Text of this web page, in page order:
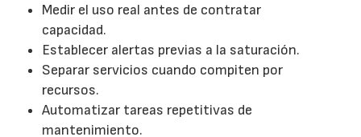
Medir el uso real antes de contratar
capacidad.
Establecer alertas previas a la saturación.
Separar servicios cuando compiten por
recursos.
Automatizar tareas repetitivas de
mantenimiento.